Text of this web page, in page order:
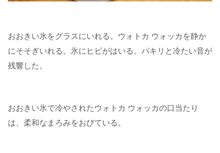
おおきい氷をグラスにいれる。ウォトカ ウォッカを静か
にそそぎいれる。氷にヒビがはいる。パキリと冷たい音が
残響した。
おおきい氷で冷やされたウォトカ ウォッカの口当たり
は、柔和なまろみをおびている。